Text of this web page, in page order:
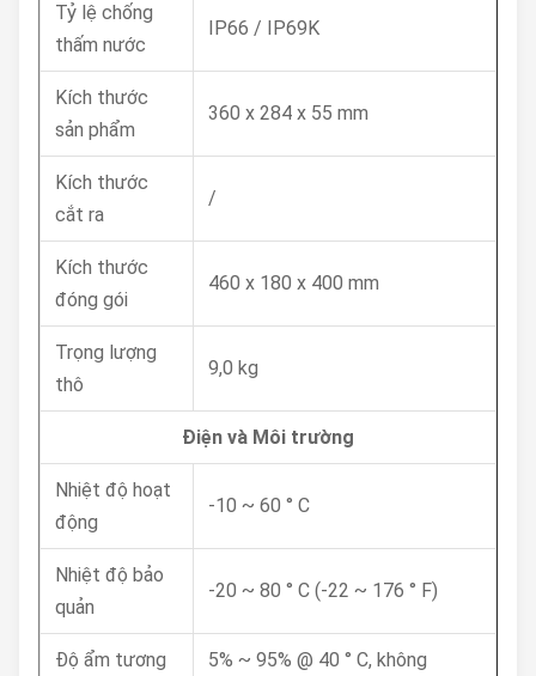
Tỷ lệ chống
thấm nước
IP66 / IP69K
Kích thước
sản phẩm
360 x 284 x 55 mm
Kích thước
cắt ra
/
Kích thước
đóng gói
460 x 180 x 400 mm
Trọng lượng
thô
9,0 kg
Điện và Môi trường
Nhiệt độ hoạt
động
-10 ~ 60 ° C
Nhiệt độ bảo
quản
-20 ~ 80 ° C (-22 ~ 176 ° F)
Độ ẩm tương
5% ~ 95% @ 40 ° C, không